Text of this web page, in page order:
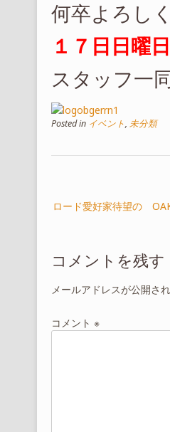
何卒よろし
１７日日曜日
スタッフ一
Posted in イベント, 未分類
稿
ビ
ゲ
ー
シ
ョ
ロード愛好家待望の
コメントを残す
メールアドレスが公開さ
コメント ※